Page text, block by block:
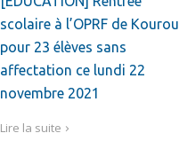
scolaire à l’OPRF de Kourou
pour 23 élèves sans
affectation ce lundi 22
novembre 2021
Lire la suite